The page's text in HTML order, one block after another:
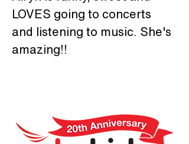
LOVES going to concerts
and listening to music. She's
amazing!!